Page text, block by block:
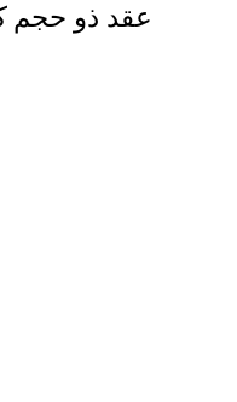
عقد ذو حجم